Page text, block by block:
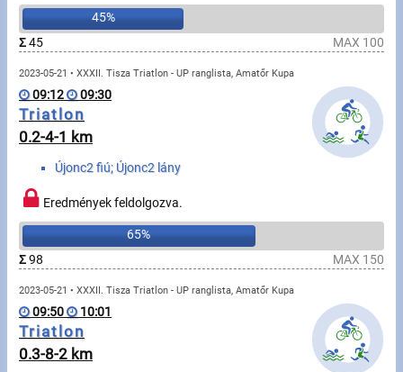
GY.I.K.
Beépülő modul
Rendező, szervező
Kapcsolat
Írjon nekünk!
Partnerek, támogatók
Szállás ajánlatok
Impresszum
45%
Σ45 MAX 100
2023-05-21 • XXXII. Tisza Triatlon - UP ranglista, Amatőr Kupa
09:12 09:30
Triatlon
0.2-4-1 km
Újonc2 fiú; Újonc2 lány
Eredmények feldolgozva.
65%
Σ98 MAX 150
2023-05-21 • XXXII. Tisza Triatlon - UP ranglista, Amatőr Kupa
09:50 10:01
Triatlon
0.3-8-2 km